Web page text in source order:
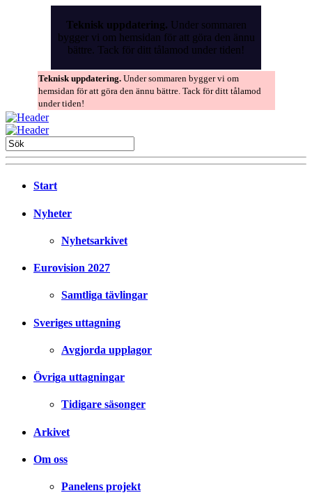
Teknisk uppdatering. Under sommaren
bygger vi om hemsidan för att göra den ännu
bättre. Tack för ditt tålamod under tiden!
Teknisk uppdatering. Under sommaren bygger vi om
hemsidan för att göra den ännu bättre. Tack för ditt tålamod
under tiden!
Start
Nyheter
Nyhetsarkivet
Eurovision 2027
Samtliga tävlingar
Sveriges uttagning
Avgjorda upplagor
Övriga uttagningar
Tidigare säsonger
Arkivet
Om oss
Panelens projekt